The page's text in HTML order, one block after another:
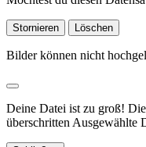
Stornieren Löschen
Bilder können nicht
Deine Datei ist zu groß!
überschritten Ausgewählte